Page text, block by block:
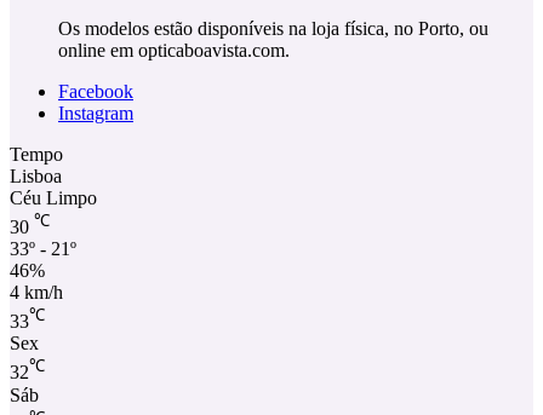
Os modelos estão disponíveis na loja física, no Porto, ou
online em opticaboavista.com.
Facebook
Instagram
Tempo
Lisboa
Céu Limpo
30 ℃
33º - 21º
46%
4 km/h
33℃
Sex
32℃
Sáb